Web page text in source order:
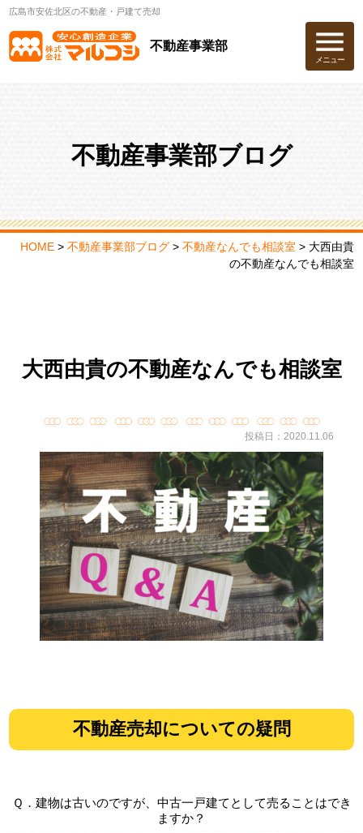
広島市安佐北区の不動産・戸建て売却
不動産事業部
メニュー
不動産事業部ブログ
HOME> 不動産事業部ブログ> 不動産なんでも相談室 > 大西由貴
の不動産なんでも相談室
大西由貴の不動産なんでも相談室
投稿日：2020.11.06
不動産売却についての疑問
Ｑ．建物は古いのですが、中古一戸建てとして売ることはでき
ますか？